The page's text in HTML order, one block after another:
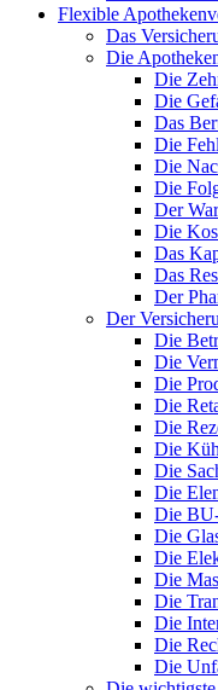
Flexible
Das
Die
Die
Die
Das
Die
Die
Die
Der
Die
Das
Das
Der
Der
Die
Die
Die
Die
Die
Die
Die
Die
Die
Die
Die
Die
Die
Die
Die
Die